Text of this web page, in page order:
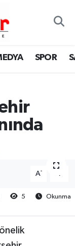
SPOR
A-
5
Okunma